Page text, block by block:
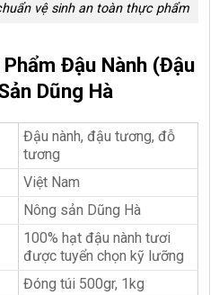
vệ sinh an toàn thực phẩm
Đậu Nành (đậu
Dũng Hà
Đậu nành, đậu tương, đỗ
tương
Việt Nam
Nông sản Dũng Hà
100% hạt đậu nành tươi
được tuyển chọn kỹ lưỡng
Đóng túi 500gr, 1kg